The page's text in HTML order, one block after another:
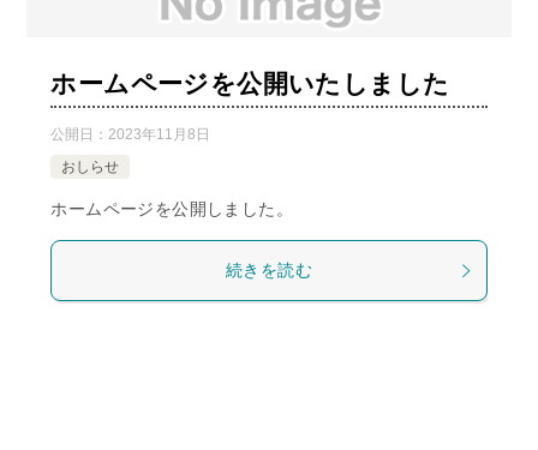
ホームページを公開いたしました
公開日：2023年11月8日
おしらせ
ホームページを公開しました。
続きを読む